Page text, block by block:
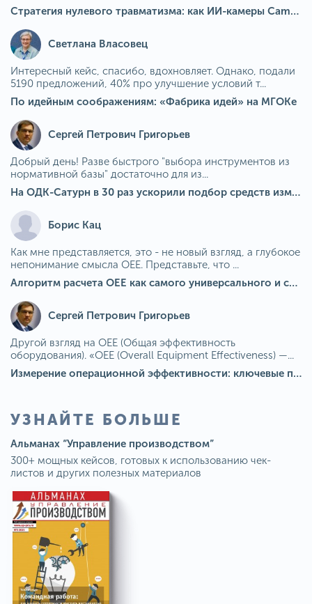
Стратегия нулевого травматизма: как ИИ-камеры Camkord снижают риск наезда на пешехода при работе на погрузчике
Светлана Власовец
Интересный кейс, спасибо, вдохновляет. Однако, подали
5190 предложений, 40% про улучшение условий т...
По идейным соображениям: «Фабрика идей» на МГОКе
Сергей Петрович Григорьев
Добрый день! Разве быстрого "выбора инструментов из
нормативной базы" достаточно для из...
На ОДК-Сатурн в 30 раз ускорили подбор средств измерения для контроля качества продукции
Борис Кац
Как мне представляется, это - не новый взгляд, а глубокое
непонимание смысла OEE. Представьте, что ...
Алгоритм расчета ОЕЕ как самого универсального и современного показателя эффективности оборудования в мире
Сергей Петрович Григорьев
Другой взгляд на OEE (Общая эффективность
оборудования). «OEE (Overall Equipment Effectiveness) —...
Измерение операционной эффективности: ключевые показатели для непрерывного совершенствования
УЗНАЙТЕ БОЛЬШЕ
Альманах “Управление производством”
300+ мощных кейсов, готовых к использованию чек-
листов и других полезных материалов